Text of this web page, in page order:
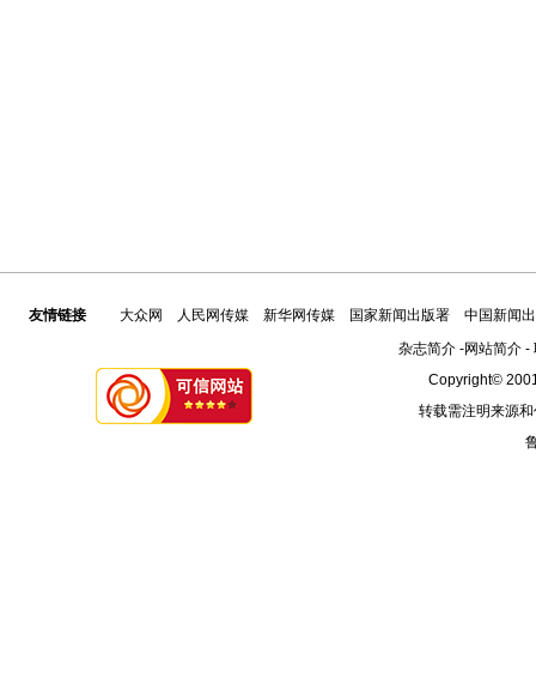
友情链接 大众网 人民网传媒 新华网传媒 国家新闻出版署
中国新闻
杂志简介-网站简介-
Copyright©
转载需注明来源